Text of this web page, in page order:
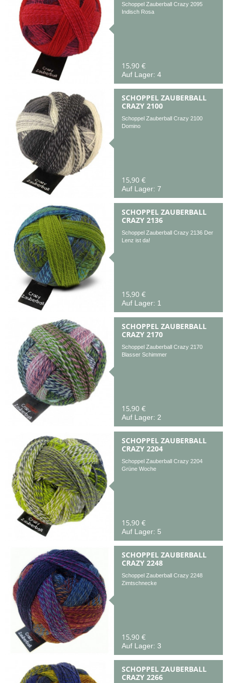
Schoppel Zauberball Crazy 2095
Indisch Rosa
15,90 €
Auf Lager: 4
SCHOPPEL ZAUBERBALL
CRAZY 2100
Schoppel Zauberball Crazy 2100
Domino
15,90 €
Auf Lager: 7
SCHOPPEL ZAUBERBALL
CRAZY 2136
Schoppel Zauberball Crazy 2136 Der
Lenz ist da!
15,90 €
Auf Lager: 1
SCHOPPEL ZAUBERBALL
CRAZY 2170
Schoppel Zauberball Crazy 2170
Blasser Schimmer
15,90 €
Auf Lager: 2
SCHOPPEL ZAUBERBALL
CRAZY 2204
Schoppel Zauberball Crazy 2204
Grüne Woche
15,90 €
Auf Lager: 5
SCHOPPEL ZAUBERBALL
CRAZY 2248
Schoppel Zauberball Crazy 2248
Zimtschnecke
15,90 €
Auf Lager: 3
SCHOPPEL ZAUBERBALL
CRAZY 2266